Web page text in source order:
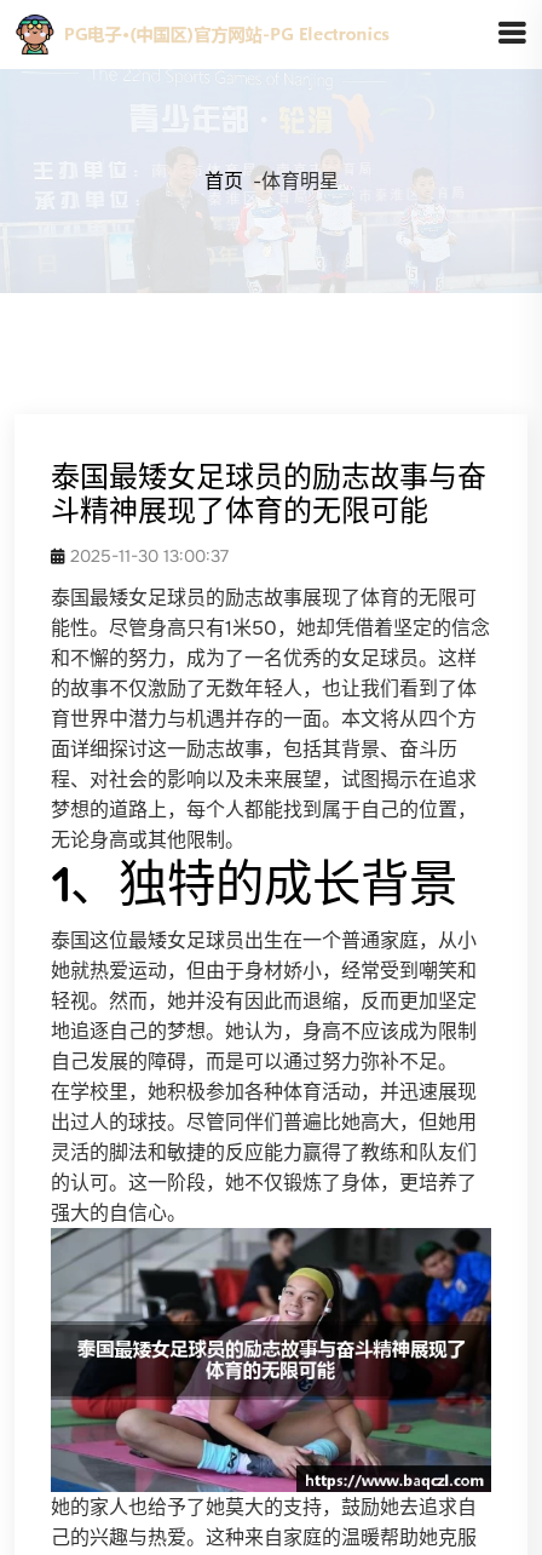
首页 -体育明星
泰国最矮女足球员的励志故事与奋
斗精神展现了体育的无限可能
2025-11-30 13:00:37
泰国最矮女足球员的励志故事展现了体育的无限可
能性。尽管身高只有1米50，她却凭借着坚定的信念
和不懈的努力，成为了一名优秀的女足球员。这样
的故事不仅激励了无数年轻人，也让我们看到了体
育世界中潜力与机遇并存的一面。本文将从四个方
面详细探讨这一励志故事，包括其背景、奋斗历
程、对社会的影响以及未来展望，试图揭示在追求
梦想的道路上，每个人都能找到属于自己的位置，
无论身高或其他限制。
1、独特的成长背景
泰国这位最矮女足球员出生在一个普通家庭，从小
她就热爱运动，但由于身材娇小，经常受到嘲笑和
轻视。然而，她并没有因此而退缩，反而更加坚定
地追逐自己的梦想。她认为，身高不应该成为限制
自己发展的障碍，而是可以通过努力弥补不足。
在学校里，她积极参加各种体育活动，并迅速展现
出过人的球技。尽管同伴们普遍比她高大，但她用
灵活的脚法和敏捷的反应能力赢得了教练和队友们
的认可。这一阶段，她不仅锻炼了身体，更培养了
强大的自信心。
她的家人也给予了她莫大的支持，鼓励她去追求自
己的兴趣与热爱。这种来自家庭的温暖帮助她克服